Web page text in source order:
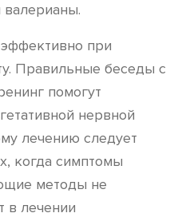
валерианы.
при
Правильные беседы с
помогут
нервной
лечению следует
когда симптомы
методы не
в лечении